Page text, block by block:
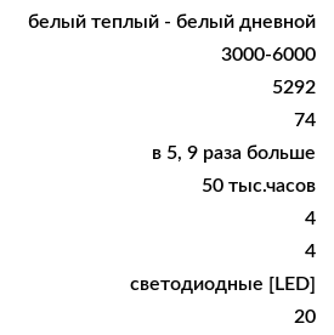
белый теплый - белый дневной
3000-6000
5292
74
в 5, 9 раза больше
50 тыс.часов
4
4
светодиодные [LED]
20